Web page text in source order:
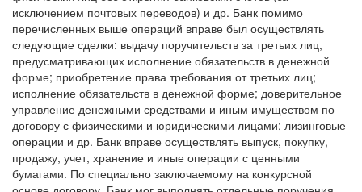
исключением почтовых переводов) и др. Банк помимо
перечисленных выше операций вправе был осуществлять
следующие сделки: выдачу поручительств за третьих лиц,
предусматривающих исполнение обязательств в денежной
форме; приобретение права требования от третьих лиц;
исполнение обязательств в денежной форме; доверительное
управление денежными средствами и иным имуществом по
договору с физическими и юридическими лицами; лизинговые
операции и др. Банк вправе осуществлять выпуск, покупку,
продажу, учет, хранение и иные операции с ценными
бумагами. По специально заключаемому на конкурсной